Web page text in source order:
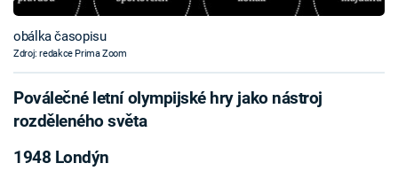
obálka časopisu
Zdroj: redakce Prima Zoom
Poválečné letní olympijské hry jako nástroj
rozděleného světa
1948 Londýn